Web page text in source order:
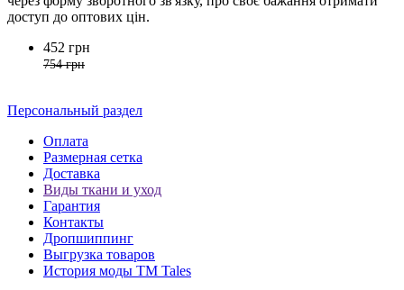
доступ до оптових цін.
452 грн
754 грн
Персональный раздел
Оплата
Размерная сетка
Доставка
Виды ткани и уход
Гарантия
Контакты
Дропшиппинг
Выгрузка товаров
История моды ТМ Tales